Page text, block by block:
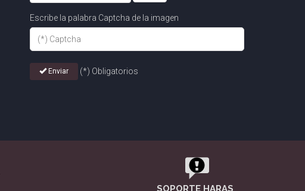
Escribe la palabra Captcha de la imagen
Enviar (*) Obligatorios
SOPORTE HARAS